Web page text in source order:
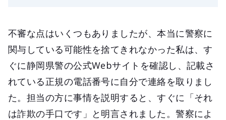
不審な点はいくつもありましたが、本当に警察に
関与している可能性を捨てきれなかった私は、す
ぐに静岡県警の公式Webサイトを確認し、記載さ
れている正規の電話番号に自分で連絡を取りまし
た。担当の方に事情を説明すると、すぐに「それ
は詐欺の手口です」と明言されました。警察によ